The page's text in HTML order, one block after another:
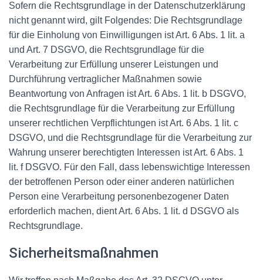
Sofern die Rechtsgrundlage in der Datenschutzerklärung
nicht genannt wird, gilt Folgendes: Die Rechtsgrundlage
für die Einholung von Einwilligungen ist Art. 6 Abs. 1 lit. a
und Art. 7 DSGVO, die Rechtsgrundlage für die
Verarbeitung zur Erfüllung unserer Leistungen und
Durchführung vertraglicher Maßnahmen sowie
Beantwortung von Anfragen ist Art. 6 Abs. 1 lit. b DSGVO,
die Rechtsgrundlage für die Verarbeitung zur Erfüllung
unserer rechtlichen Verpflichtungen ist Art. 6 Abs. 1 lit. c
DSGVO, und die Rechtsgrundlage für die Verarbeitung zur
Wahrung unserer berechtigten Interessen ist Art. 6 Abs. 1
lit. f DSGVO. Für den Fall, dass lebenswichtige Interessen
der betroffenen Person oder einer anderen natürlichen
Person eine Verarbeitung personenbezogener Daten
erforderlich machen, dient Art. 6 Abs. 1 lit. d DSGVO als
Rechtsgrundlage.
Sicherheitsmaßnahmen